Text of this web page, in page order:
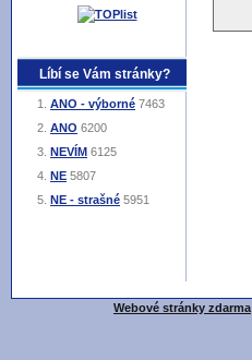
Líbí se Vám stránky?
ANO - výborné 7463
ANO 6200
NEVÍM 6125
NE 5807
NE - strašné 5951
Webové stránky zdarma